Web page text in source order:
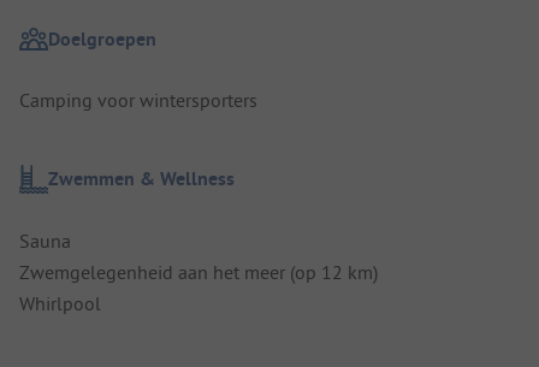
Doelgroepen
Camping voor wintersporters
Zwemmen & Wellness
Sauna
Zwemgelegenheid aan het meer (op 12 km)
Whirlpool